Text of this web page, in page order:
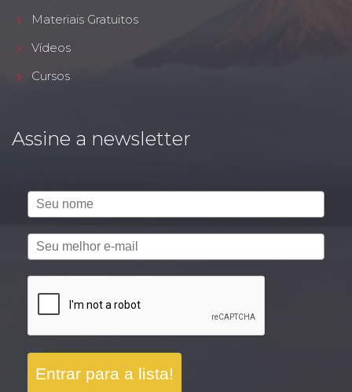
Materiais Gratuitos
Vídeos
Cursos
Assine a newsletter
Entrar para a lista!